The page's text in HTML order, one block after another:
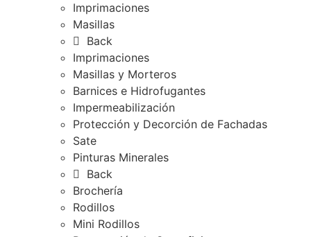
Imprimaciones
Masillas
Back
Imprimaciones
Masillas y Morteros
Barnices e Hidrofugantes
Impermeabilización
Protección y Decorción de Fachadas
Sate
Pinturas Minerales
Back
Brochería
Rodillos
Mini Rodillos